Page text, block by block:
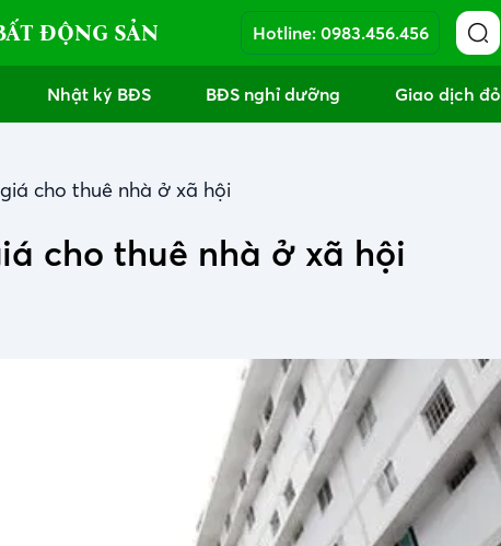
ĐỘNG SẢN Hotline: 0983.456.456
Nhật ký BĐS BĐS nghỉ dưỡng Giao dịch đỏ
cho thuê nhà ở xã hội
cho thuê nhà ở xã hội